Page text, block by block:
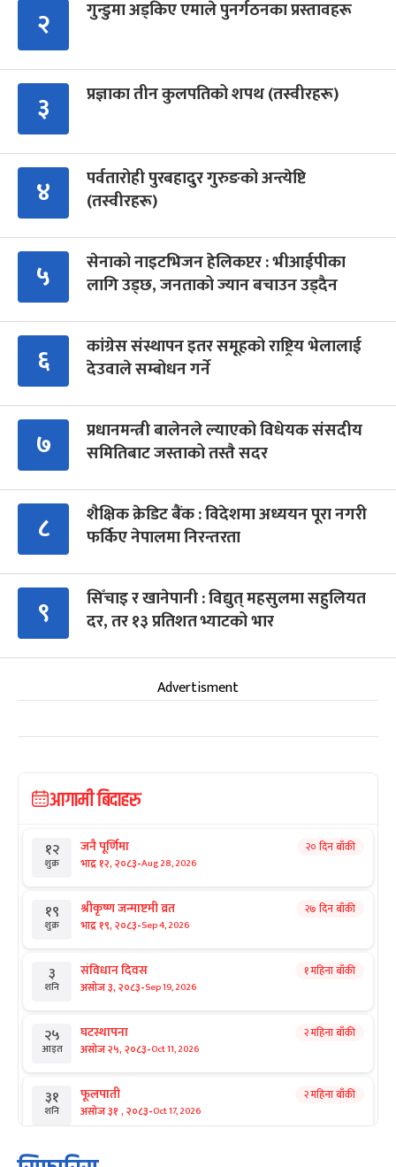
२ गुन्डुमा अड्किए एमाले पुनर्गठनका प्रस्तावहरू
३ प्रज्ञाका तीन कुलपतिको शपथ (तस्वीरहरू)
४
पर्वतारोही पुरबहादुर गुरुङको अन्त्येष्टि
(तस्वीरहरू)
५
सेनाको नाइटभिजन हेलिकप्टर : भीआईपीका
लागि उड्छ, जनताको ज्यान बचाउन उड्दैन
६
कांग्रेस संस्थापन इतर समूहको राष्ट्रिय भेलालाई
देउवाले सम्बोधन गर्ने
७
प्रधानमन्त्री बालेनले ल्याएको विधेयक संसदीय
समितिबाट जस्ताको तस्तै सदर
८
शैक्षिक क्रेडिट बैंक : विदेशमा अध्ययन पूरा नगरी
फर्किए नेपालमा निरन्तरता
९
सिँचाइ र खानेपानी : विद्युत् महसुलमा सहुलियत
दर, तर १३ प्रतिशत भ्याटको भार
Advertisment
आगामी बिदाहरु
१२
शुक्र
जनै पूर्णिमा
भाद्र १२, २०८३-Aug 28, 2026
२० दिन बाँकी
१९
शुक्र
श्रीकृष्ण जन्माष्टमी व्रत
भाद्र १९, २०८३-Sep 4, 2026
२७ दिन बाँकी
३
शनि
संविधान दिवस
असोज ३, २०८३-Sep 19, 2026
१ महिना बाँकी
२५
आइत
घटस्थापना
असोज २५, २०८३-Oct 11, 2026
२ महिना बाँकी
३१
शनि
फूलपाती
असोज ३१ , २०८३-Oct 17, 2026
२ महिना बाँकी
१ कार्तिक सङ्क्रान्ति